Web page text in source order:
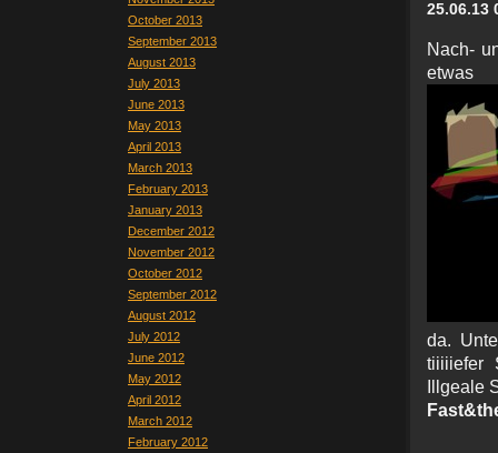
October 2013
September 2013
August 2013
July 2013
June 2013
May 2013
April 2013
March 2013
February 2013
January 2013
December 2012
November 2012
October 2012
September 2012
August 2012
July 2012
June 2012
May 2012
April 2012
March 2012
February 2012
25.06.13
Nach-
da.
tiiiiiefer
Illgeale